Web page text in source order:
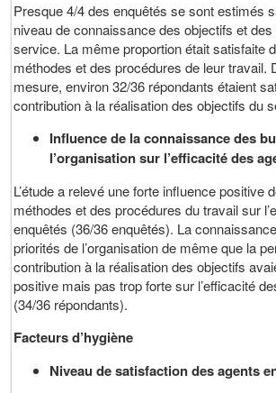
Presque 4/4 des enquêtés se sont estimés
niveau de connaissance des objectifs et
service. La même proportion était satisfaite
méthodes et des procédures de leur travail.
mesure, environ 32/36 répondants étaient
contribution à la réalisation des objectifs du
Influence de la connaissance des
l’organisation sur l’efficacité des
L’étude a relevé une forte influence positive
méthodes et des procédures du travail sur
enquêtés (36/36 enquêtés). La
priorités de l’organisation de même que la
contribution à la réalisation des objectifs
positive mais pas trop forte sur l’efficacité
(34/36 répondants).
Facteurs d’hygiène
Niveau de satisfaction des agents